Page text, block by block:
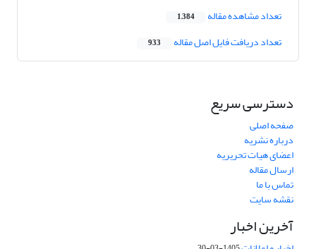
تعداد مشاهده مقاله 1,384
تعداد دریافت فایل اصل مقاله 933
دسترسی سریع
صفحه اصلی
درباره نشریه
اعضای هیات تحریریه
ارسال مقاله
تماس با ما
نقشه سایت
آخرین اخبار